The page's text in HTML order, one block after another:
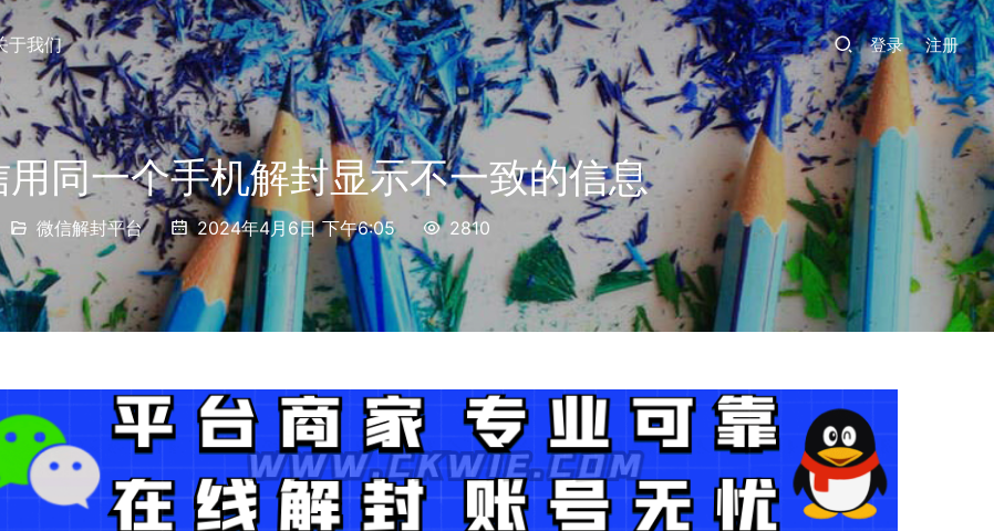
于我们 登录 注册
同一个手机解封显示不一致的信息
微信解封平台 2024年4月6日 下午6:05 2810